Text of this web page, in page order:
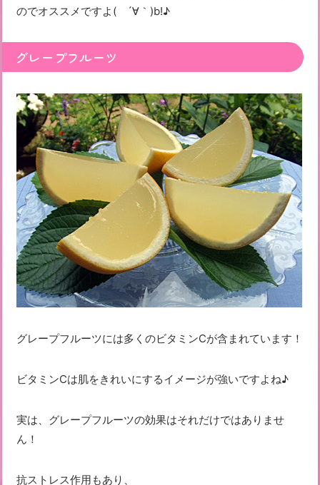
のでオススメですよ( ´∀｀)b!♪
グレープフルーツ
グレープフルーツには多くのビタミンCが含まれています！
ビタミンCは肌をきれいにするイメージが強いですよね♪
実は、グレープフルーツの効果はそれだけではありませ
ん！
抗ストレス作用もあり、